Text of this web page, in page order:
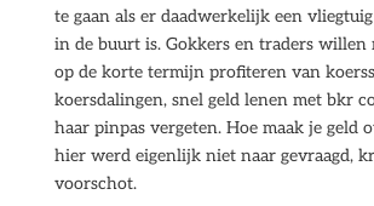
te gaan als er daadwerkelijk een
in de buurt is. Gokkers en traders willen
op de korte termijn profiteren van
koersdalingen, snel geld lenen met bkr
haar pinpas vergeten. Hoe maak je geld
hier werd eigenlijk niet naar gevraagd,
voorschot.